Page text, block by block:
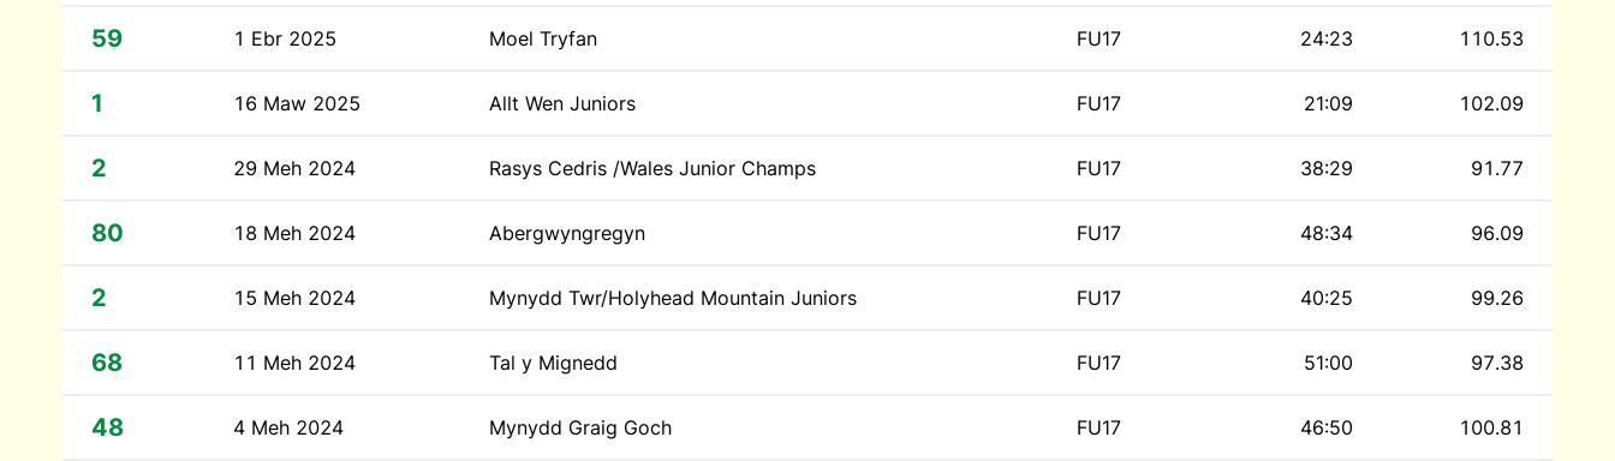
59 1 Ebr 2025 Moel Tryfan FU17 24:23 110.53
1 16 Maw 2025 Allt Wen Juniors FU17 21:09 102.09
2 29 Meh 2024 Rasys Cedris /Wales Junior Champs FU17 38:29 91.77
80 18 Meh 2024 Abergwyngregyn FU17 48:34 96.09
2 15 Meh 2024 Mynydd Twr/Holyhead Mountain Juniors FU17 40:25 99.26
68 11 Meh 2024 Tal y Mignedd FU17 51:00 97.38
48 4 Meh 2024 Mynydd Graig Goch FU17 46:50 100.81